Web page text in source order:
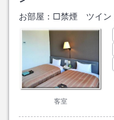
お部屋： □禁煙 ツイン
客室